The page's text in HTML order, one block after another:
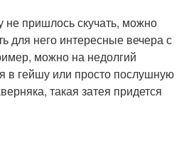
пришлось скучать, можно
для него интересные вечера с
можно на недолгий
в гейшу или просто послушную
такая затея придется